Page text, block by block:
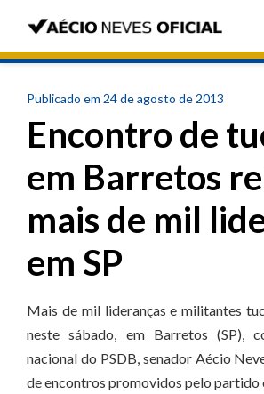
Publicado em 24 de agosto de 2013
Encontro de
em Barretos
mais de mil
em SP
Mais de mil lideranças e militantes
neste sábado, em Barretos (SP),
nacional do PSDB, senador Aécio
de encontros promovidos pelo partido